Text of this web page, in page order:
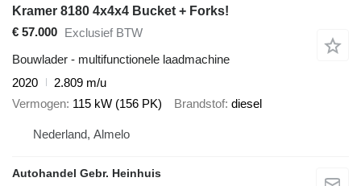
Kramer 8180 4x4x4 Bucket + Forks!
€ 57.000 Exclusief BTW
Bouwlader - multifunctionele laadmachine
2020
2.809 m/u
Vermogen 115 kW (156 PK) Brandstof diesel
Nederland, Almelo
Autohandel Gebr. Heinhuis